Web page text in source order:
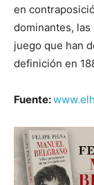
en
dominantes,
juego que han
definición en
Fuente: